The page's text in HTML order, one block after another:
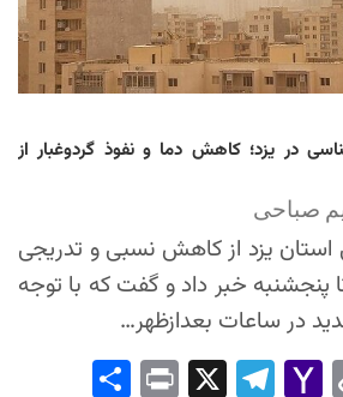
در یزد؛ کاهش دما و نفوذ گردوغبار از
صباحی
یزد از کاهش نسبی و تدریجی
پنجشنبه خبر داد و گفت که با توجه
در ساعات بعدازظهر…
Co
Yah
Tel
Pri